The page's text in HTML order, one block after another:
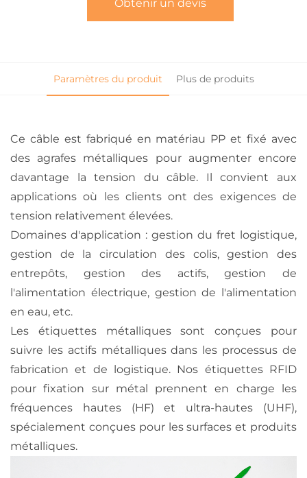
Obtenir un devis
Paramètres du produit Plus de produits
Ce câble est fabriqué en matériau PP et fixé avec
des agrafes métalliques pour augmenter encore
davantage la tension du câble. Il convient aux
applications où les clients ont des exigences de
tension relativement élevées.
Domaines d'application : gestion du fret logistique,
gestion de la circulation des colis, gestion des
entrepôts, gestion des actifs, gestion de
l'alimentation électrique, gestion de l'alimentation
en eau, etc.
Les étiquettes métalliques sont conçues pour
suivre les actifs métalliques dans les processus de
fabrication et de logistique. Nos étiquettes RFID
pour fixation sur métal prennent en charge les
fréquences hautes (HF) et ultra-hautes (UHF),
spécialement conçues pour les surfaces et produits
métalliques.